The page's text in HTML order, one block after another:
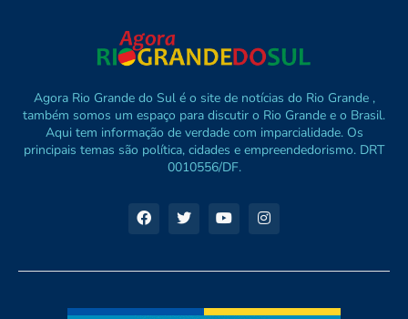
Agora Rio Grande do Sul é o site de notícias do Rio Grande ,
também somos um espaço para discutir o Rio Grande e o Brasil.
Aqui tem informação de verdade com imparcialidade. Os
principais temas são política, cidades e empreendedorismo. DRT
0010556/DF.